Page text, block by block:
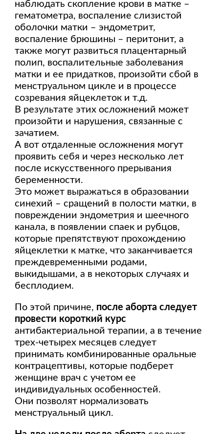
наблюдать скопление крови в матке –
гематометра, воспаление слизистой
оболочки матки – эндометрит,
воспаление брюшины – перитонит, а
также могут развиться плацентарный
полип, воспалительные заболевания
матки и ее придатков, произойти сбой в
менструальном цикле и в процессе
созревания яйцеклеток и т.д.
В результате этих осложнений может
произойти и нарушения, связанные с
зачатием.
А вот отдаленные осложнения могут
проявить себя и через несколько лет
после искусственного прерывания
беременности.
Это может выражаться в образовании
синехий – сращений в полости матки, в
повреждении эндометрия и шеечного
канала, в появлении спаек и рубцов,
которые препятствуют прохождению
яйцеклетки к матке, что заканчивается
преждевременными родами,
выкидышами, а в некоторых случаях и
бесплодием.
По этой причине, после аборта следует
провести короткий курс
антибактериальной терапии, а в течение
трех-четырех месяцев следует
принимать комбинированные оральные
контрацептивы, которые подберет
женщине врач с учетом ее
индивидуальных особенностей.
Они позволят нормализовать
менструальный цикл.